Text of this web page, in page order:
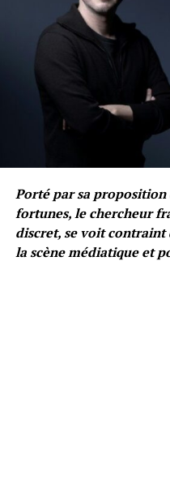
Porté par sa proposition
fortunes, le chercheur
discret, se voit contraint
la scène médiatique et